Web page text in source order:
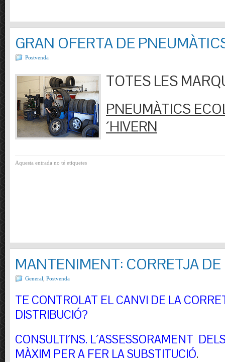
GRAN OFERTA DE
Postvenda
TOTES LES
PNEUMÀTICS
´HIVERN
Aquesta entrada no té etiquetes
MANTENIMENT: CORRETJA
General Postvenda
TE CONTROLAT EL CANVI DE LA
DISTRIBUCIÓ?
CONSULTI´NS. L´ASSESSORAMENT
MÀXIM PER A FER LA SUBSTITUCIÓ.